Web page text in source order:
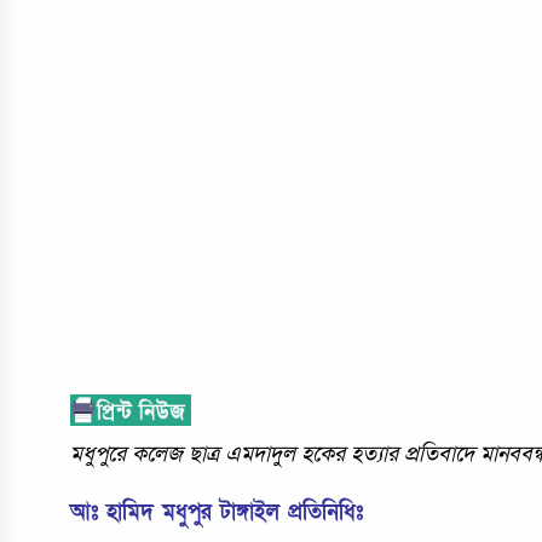
মধুপুরে কলেজ ছাত্র এমদাদুল হকের হত্যার প্রতিবাদে
আঃ হামিদ মধুপুর টাঙ্গাইল প্রতিনিধিঃ